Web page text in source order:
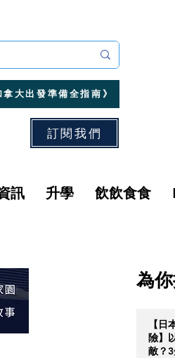
大出發準備全指南》
訂閱我們
訊 升學 飲飲食食
為
【
險】
敵？